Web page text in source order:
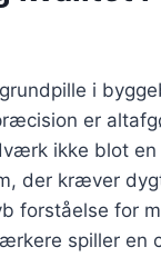
i
er
ikke blot en
der kræver
forståelse for
spiller en